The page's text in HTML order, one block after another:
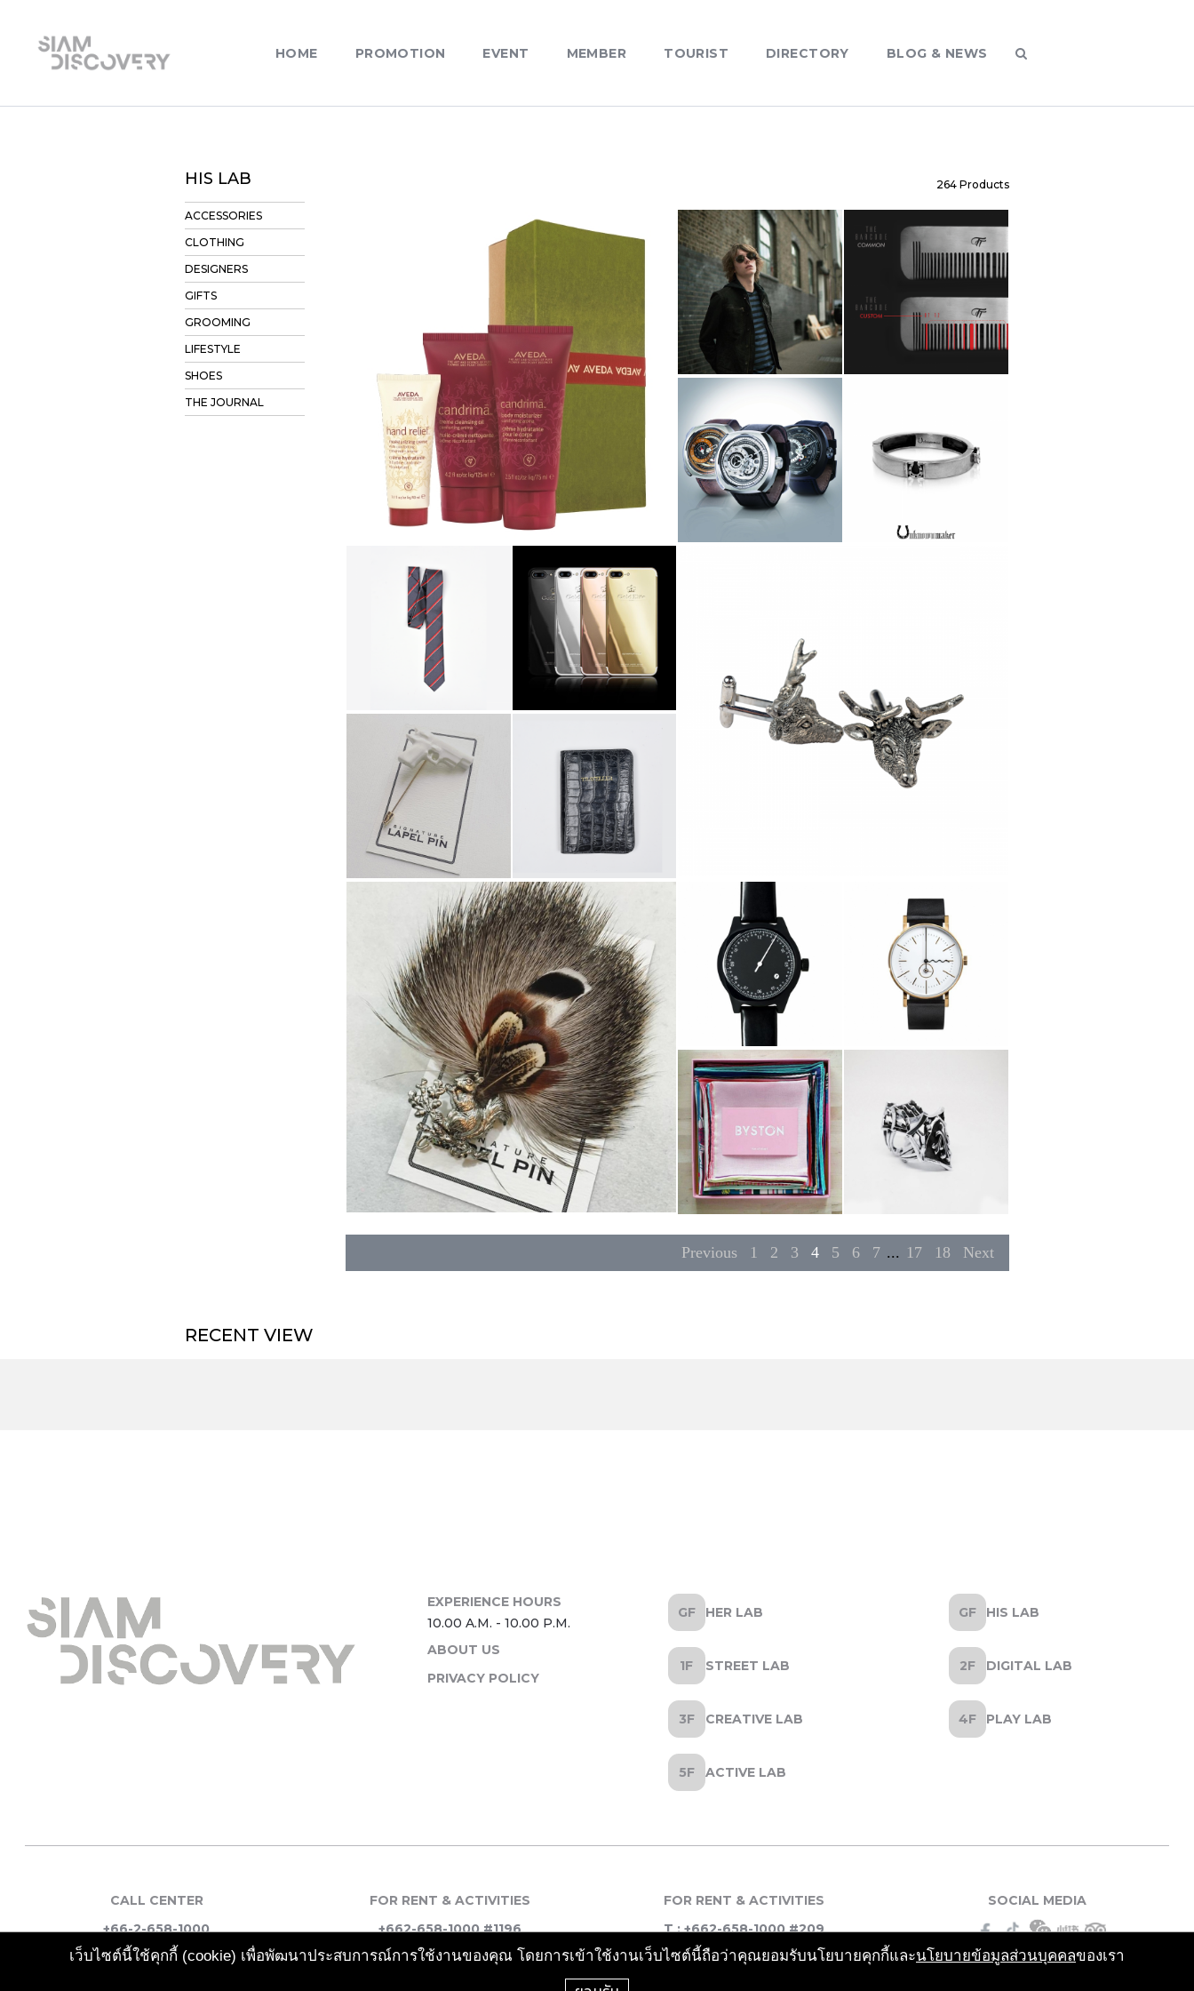
HOME PROMOTION EVENT MEMBER TOURIST DIRECTORY BLOG & NEWS
HIS LAB
ACCESSORIES
CLOTHING
DESIGNERS
GIFTS
GROOMING
LIFESTYLE
SHOES
THE JOURNAL
264Products
Previous 1 2 3 4 5 6 7 ... 17 18 Next
RECENT VIEW
เว็บไซต์นี้ใช้คุกกี้ (cookie) เพื่อพัฒนาประสบการณ์การใช้งานของคุณ โดยการเข้าใช้งานเว็บไซต์นี้ถือว่าคุณยอมรับนโยบายคุกกี้และนโยบายข้อมูลส่วนบุคคลของเรา
ABOUT US
PRIVACY POLICY
HER LAB HIS LAB
STREET LAB DIGITAL LAB
CREATIVE LAB PLAY LAB
ACTIVE LAB
CALL CENTER
+66-2-658-1000
FOR RENT & ACTIVITIES
+662-658-1000 #1196
FOR RENT & ACTIVITIES
T : +662-658-1000 #209
SOCIAL MEDIA